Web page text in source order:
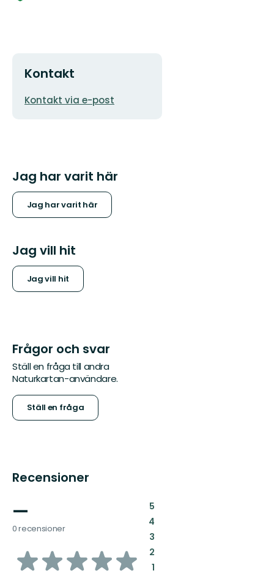
Kontakt
E-
Kontakt via e-post
Jag har varit här
Jag har varit här
Jag vill hit
Jag vill hit
Frågor och svar
Ställ en fråga till andra
Naturkartan-användare.
Ställ en fråga
Recensioner
—
0 recensioner
av
5:
4:
3:
2:
1: